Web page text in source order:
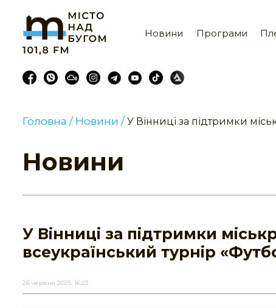
Новини Програми
Головна / Новини / У Вінниці за підтримки
Новини
У Вінниці за підтримки
всеукраїнський турнір
26 червня 2025, 16:23